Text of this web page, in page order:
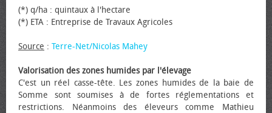
(*) q/ha : quintaux à l'hectare
(*) ETA : Entreprise de Travaux Agricoles
Source : Terre-Net/Nicolas Mahey
Valorisation des zones humides par l'élevage
C'est un réel casse-tête. Les zones humides de la baie de
Somme sont soumises à de fortes réglementations et
restrictions. Néanmoins des éleveurs comme Mathieu